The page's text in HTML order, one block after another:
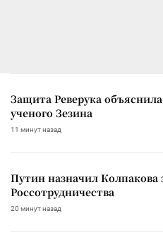
Защита Реверука
ученого Зезина
11 минут назад
Путин назначил Колпакова
Россотрудничества
20 минут назад